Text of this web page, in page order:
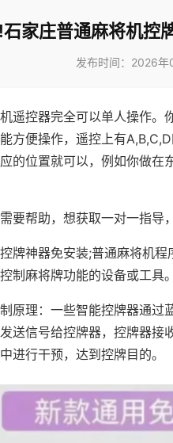
家庄普通麻将机控
发布时间：2026年
遥控器完全可以单人操作。
方便操作，遥控上有
的位置就可以，例如你做在
要帮助，想获取一对一指导
牌神器免安装;普通麻将机
制麻将牌功能的设备或工具。
原理：一些智能控牌器通
送信号给控牌器，控牌器接
进行干预，达到控牌目的。